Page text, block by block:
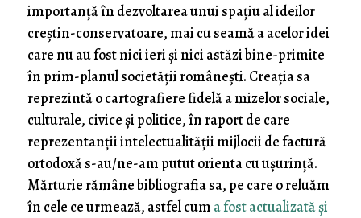
importanţă în dezvoltarea unui spaţiu al ideilor
creştin-conservatoare, mai cu seamă a acelor idei
care nu au fost nici ieri şi nici astăzi bine-primite
în prim-planul societăţii româneşti. Creaţia sa
reprezintă o cartografiere fidelă a mizelor sociale,
culturale, civice şi politice, în raport de care
reprezentanţii intelectualităţii mijlocii de factură
ortodoxă s-au/ne-am putut orienta cu uşurinţă.
Mărturie rămâne bibliografia sa, pe care o reluăm
în cele ce urmează, astfel cum a fost actualizată şi